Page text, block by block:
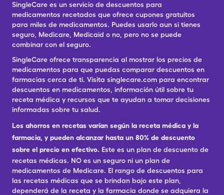
SingleCare es un servicio de descuentos para
medicamentos recetados que ofrece cupones gratuitos
para miles de medicamentos. Puedes usarlo aun si tienes
seguro, Medicare, Medicaid o no, pero no se puede
combinar con el seguro.
SingleCare ofrece transparencia al mostrar los precios de
medicamentos para que puedas comparar descuentos en
farmacias cerca de ti. Visita singlecare.com para encontrar
descuentos en medicamentos, información útil sobre tu
receta médica y recursos que te ayudan a tomar decisiones
informadas sobre tu salud.
Los ahorros en recetas varían según la receta médica y la
farmacia, y pueden alcanzar hasta un 80% de descuento
sobre el precio en efectivo. Este es un plan de descuento de
recetas médicas. NO es un seguro ni un plan de
medicamentos de Medicare. El rango de descuentos para
las recetas médicas que se brindan bajo este plan,
dependerá de la receta y la farmacia donde se adquiera la